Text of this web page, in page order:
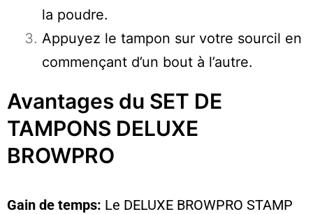
la poudre.
Appuyez le tampon sur votre sourcil en
commençant d’un bout à l’autre.
Avantages du SET DE
TAMPONS DELUXE
BROWPRO
Gain de temps: Le DELUXE BROWPRO STAMP